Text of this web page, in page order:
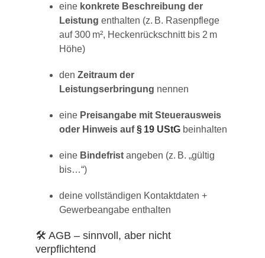
eine konkrete Beschreibung der
Leistung enthalten (z. B. Rasenpflege
auf 300 m², Heckenrückschnitt bis 2 m
Höhe)
den Zeitraum der
Leistungserbringung nennen
eine Preisangabe mit Steuerausweis
oder Hinweis auf§ 19 UStG beinhalten
eine Bindefrist angeben (z. B. „gültig
bis…“)
deine vollständigen Kontaktdaten +
Gewerbeangabe enthalten
🛠️ AGB – sinnvoll, aber nicht
verpflichtend